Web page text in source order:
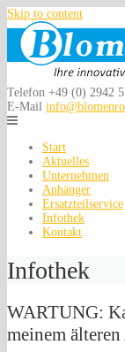
Skip to content
Telefon +49 (0) 2942
E-Mail
Start
Aktuelles
Unternehmen
Anhänger
Ersatzteilservice
Infothek
Kontakt
Infothek
WARTUNG:
meinem